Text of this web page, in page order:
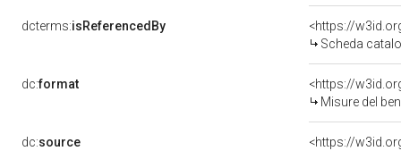
dcterms:isReferencedBy
<https://
Scheda
dc:format
<https://
Misure del
dc:source
<https://